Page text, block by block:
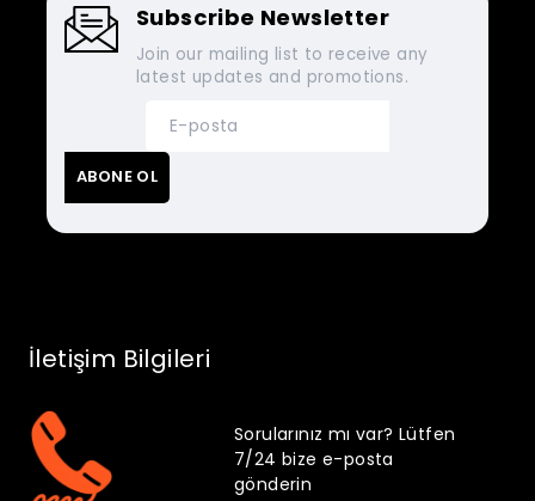
Subscribe Newsletter
Join our mailing list to receive any
latest updates and promotions.
İletişim Bilgileri
Sorularınız mı var? Lütfen
7/24 bize e-posta
gönderin